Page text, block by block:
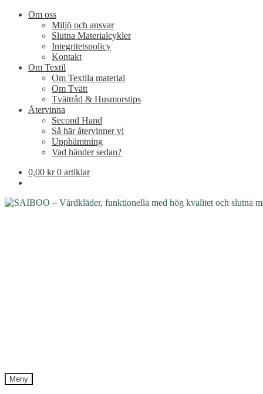
Om oss
Miljö och ansvar
Slutna Materialcykler
Integritetspolicy
Kontakt
Om Textil
Om Textila material
Om Tvätt
Tvättråd & Husmorstips
Återvinna
Second Hand
Så här återvinner vi
Upphämtning
Vad händer sedan?
0,00 kr 0 artiklar
Meny